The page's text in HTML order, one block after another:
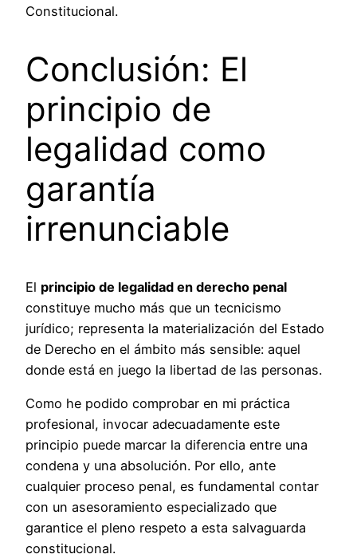
Constitucional.
Conclusión: El
principio de
legalidad como
garantía
irrenunciable
El principio de legalidad en derecho penal
constituye mucho más que un tecnicismo
jurídico; representa la materialización del Estado
de Derecho en el ámbito más sensible: aquel
donde está en juego la libertad de las personas.
Como he podido comprobar en mi práctica
profesional, invocar adecuadamente este
principio puede marcar la diferencia entre una
condena y una absolución. Por ello, ante
cualquier proceso penal, es fundamental contar
con un asesoramiento especializado que
garantice el pleno respeto a esta salvaguarda
constitucional.